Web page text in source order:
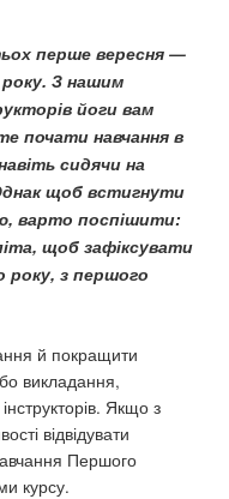
перше вересня —
року. З нашим
йоги вам
почати навчання в
сидячи на
щоб встигнути
варто поспішити:
щоб зафіксувати
року, з першого
й покращити
викладання,
Якщо з
відвідувати
Першого
курсу.